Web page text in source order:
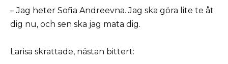
– Jag heter Sofia Andreevna. Jag ska göra lite te åt
dig nu, och sen ska jag mata dig.
Larisa skrattade, nästan bittert: